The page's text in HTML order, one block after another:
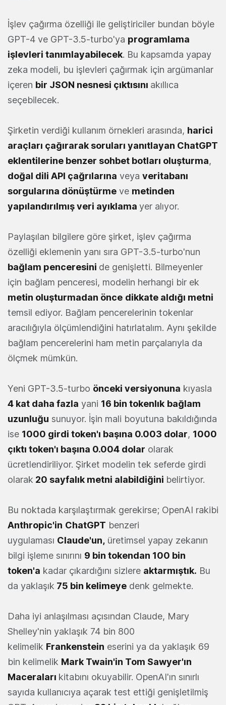
İşlev çağırma özelliği ile geliştiriciler bundan böyle
GPT-4 ve GPT-3.5-turbo'ya programlama
işlevleri tanımlayabilecek. Bu kapsamda yapay
zeka modeli, bu işlevleri çağırmak için argümanlar
içeren bir JSON nesnesi çıktısını akıllıca
seçebilecek.
Şirketin verdiği kullanım örnekleri arasında, harici
araçları çağırarak soruları yanıtlayan ChatGPT
eklentilerine benzer sohbet botları oluşturma,
doğal dili API çağrılarına veya veritabanı
sorgularına dönüştürme ve metinden
yapılandırılmış veri ayıklama yer alıyor.
Paylaşılan bilgilere göre şirket, işlev çağırma
özelliği eklemenin yanı sıra GPT-3.5-turbo'nun
bağlam penceresini de genişletti. Bilmeyenler
için bağlam penceresi, modelin herhangi bir ek
metin oluşturmadan önce dikkate aldığı metni
temsil ediyor. Bağlam pencerelerinin tokenlar
aracılığıyla ölçümlendiğini hatırlatalım. Aynı şekilde
bağlam pencerelerini ham metin parçalarıyla da
ölçmek mümkün.
Yeni GPT-3.5-turbo önceki versiyonuna kıyasla
4 kat daha fazla yani 16 bin tokenlık bağlam
uzunluğu sunuyor. İşin mali boyutuna bakıldığında
ise 1000 girdi token'ı başına 0.003 dolar, 1000
çıktı token'ı başına 0.004 dolar olarak
ücretlendiriliyor. Şirket modelin tek seferde girdi
olarak 20 sayfalık metni alabildiğini belirtiyor.
Bu noktada karşılaştırmak gerekirse; OpenAI rakibi
Anthropic'in ChatGPT benzeri
uygulaması Claude'un, üretimsel yapay zekanın
bilgi işleme sınırını 9 bin tokendan 100 bin
token'a kadar çıkardığını sizlere aktarmıştık. Bu
da yaklaşık 75 bin kelimeye denk gelmekte.
Daha iyi anlaşılması açısından Claude, Mary
Shelley'nin yaklaşık 74 bin 800
kelimelik Frankenstein eserini ya da yaklaşık 69
bin kelimelik Mark Twain'in Tom Sawyer'ın
Maceraları kitabını okuyabilir. OpenAI'ın sınırlı
sayıda kullanıcıya açarak test ettiği genişletilmiş